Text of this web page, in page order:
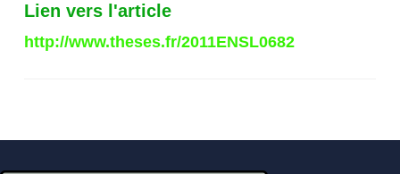
Lien vers l'article
http://www.theses.fr/2011ENSL0682